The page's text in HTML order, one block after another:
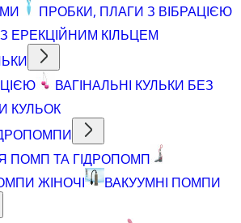
ПРОБКИ, ПЛАГИ З ВІБРАЦІЄЮ
ЕРЕКЦІЙНИМ КІЛЬЦЕМ
ВАГІНАЛЬНІ КУЛЬКИ БЕЗ
КУЛЬОК
ПОМП ТА ГІДРОПОМП
ЖІНОЧІ
ВАКУУМНІ ПОМПИ